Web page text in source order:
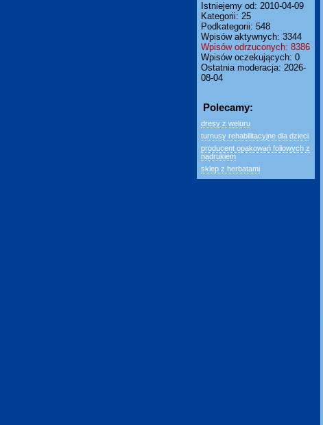
Istniejemy od: 2010-04-09
Kategorii: 25
Podkategorii: 548
Wpisów aktywnych: 3344
Wpisów odrzuconych: 8386
Wpisów oczekujących: 0
Ostatnia moderacja: 2026-
08-04
Polecamy:
dresy z weluru
turnusy rehabilitacyjne dla dzieci
producent opakowań foliowych z
nadrukiem
sklep z herbatami